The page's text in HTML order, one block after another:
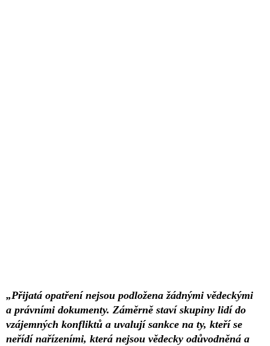
„Přijatá opatření nejsou podložena žádnými vědeckými
a právními dokumenty. Záměrně staví skupiny lidí do
vzájemných konfliktů a uvalují sankce na ty, kteří se
neřídí nařízeními, která nejsou vědecky odůvodněná a